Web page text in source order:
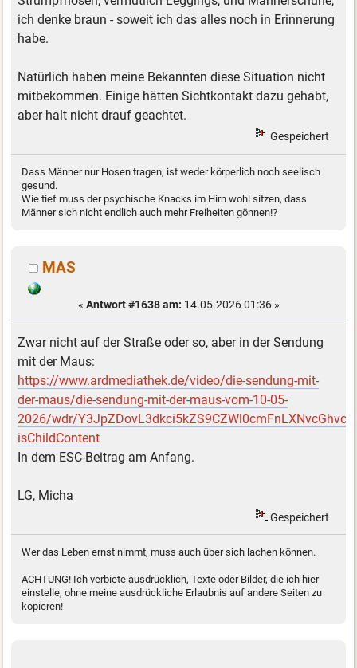
ich denke braun - soweit ich das alles noch in Erinnerung
habe.
Natürlich haben meine Bekannten diese Situation nicht
mitbekommen. Einige hätten Sichtkontakt dazu gehabt,
aber halt nicht drauf geachtet.
Gespeichert
Dass Männer nur Hosen tragen, ist weder körperlich noch seelisch
gesund.
Wie tief muss der psychische Knacks im Hirn wohl sitzen, dass
Männer sich nicht endlich auch mehr Freiheiten gönnen!?
MAS
« Antwort #1638 am: 14.05.2026 01:36 »
Zwar nicht auf der Straße oder so, aber in der Sendung
mit der Maus:
https://www.ardmediathek.de/video/die-sendung-mit-
der-maus/die-sendung-mit-der-maus-vom-10-05-
2026/wdr/
isChildContent
In dem ESC-Beitrag am Anfang.
LG, Micha
Gespeichert
Wer das Leben ernst nimmt, muss auch über sich lachen können.
ACHTUNG! Ich verbiete ausdrücklich, Texte oder Bilder, die ich hier
einstelle, ohne meine ausdrückliche Erlaubnis auf andere Seiten zu
kopieren!